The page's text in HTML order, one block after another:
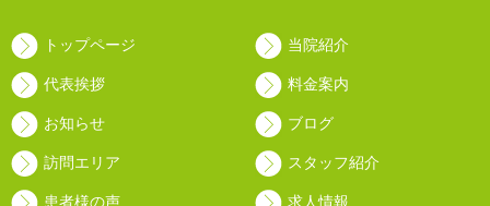
トップページ 当院紹介
代表挨拶 料金案内
お知らせ ブログ
訪問エリア スタッフ紹介
患者様の声 求人情報